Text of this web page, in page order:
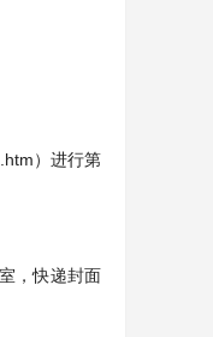
）进行第
，快递封面